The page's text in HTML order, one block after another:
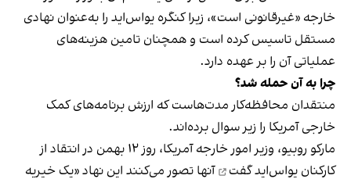
خارجه «غیرقانونی است»، زیرا کنگره یو‌اس‌اید را به‌عنوان نهادی
مستقل تاسیس کرده است و همچنان تامین هزینه‌های
عملیاتی آن را بر عهده دارد.
چرا به آن حمله شد؟
منتقدان محافظه‌کار مدت‌هاست که ارزش برنامه‌های کمک
خارجی آمریکا را زیر سوال برده‌اند.
مارکو روبیو، وزیر امور خارجه آمریکا، روز ۱۲ بهمن
در انتقاد از
کارکنان یو‌اس‌اید گفت
آنها تصور می‌کنند این نهاد «یک خیریه